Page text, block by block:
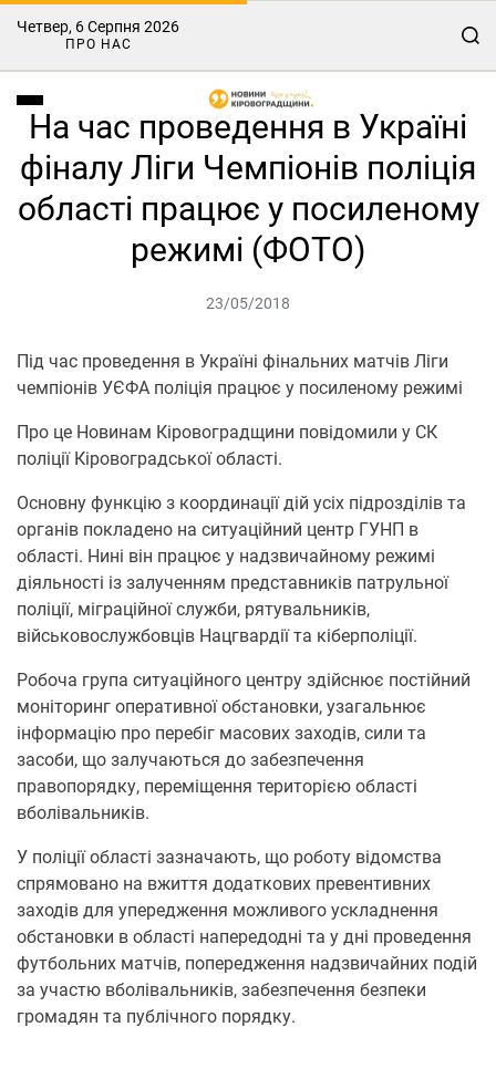
Четвер, 6 Серпня 2026
ПРО НАС
На час проведення в Україні
фіналу Ліги Чемпіонів поліція
області працює у посиленому
режимі (ФОТО)
23/05/2018
Під час проведення в Україні фінальних матчів Ліги
чемпіонів УЄФА поліція працює у посиленому режимі
Про це Новинам Кіровоградщини повідомили у СК
поліції Кіровоградської області.
Основну функцію з координації дій усіх підрозділів та
органів покладено на ситуаційний центр ГУНП в
області. Нині він працює у надзвичайному режимі
діяльності із залученням представників патрульної
поліції, міграційної служби, рятувальників,
військовослужбовців Нацгвардії та кіберполіції.
Робоча група ситуаційного центру здійснює постійний
моніторинг оперативної обстановки, узагальнює
інформацію про перебіг масових заходів, сили та
засоби, що залучаються до забезпечення
правопорядку, переміщення територією області
вболівальників.
У поліції області зазначають, що роботу відомства
спрямовано на вжиття додаткових превентивних
заходів для упередження можливого ускладнення
обстановки в області напередодні та у дні проведення
футбольних матчів, попередження надзвичайних подій
за участю вболівальників, забезпечення безпеки
громадян та публічного порядку.